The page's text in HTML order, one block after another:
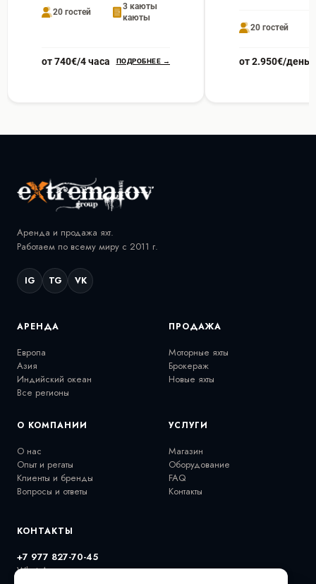
20 гостей
3 каюты
каюты
от 740€/4 часа ПОДРОБНЕЕ →
20 гостей
от 2.950€/день
Аренда и продажа яхт.
Работаем по всему миру с 2011 г.
IG TG VK
АРЕНДА
Европа
Азия
Индийский океан
Все регионы
ПРОДАЖА
Моторные яхты
Брокераж
Новые яхты
О КОМПАНИИ
О нас
Опыт и регаты
Клиенты и бренды
Вопросы и ответы
УСЛУГИ
Магазин
Оборудование
FAQ
Контакты
КОНТАКТЫ
+7 977 827-70-45
WhatsApp